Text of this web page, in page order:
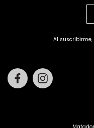
Al suscribirme,
Facebook